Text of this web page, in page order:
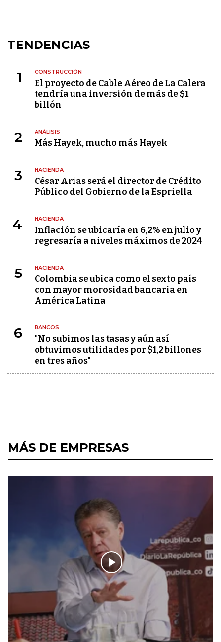
TENDENCIAS
1 CONSTRUCCIÓN
El proyecto de Cable Aéreo de La Calera
tendría una inversión de más de $1
billón
2 ANÁLISIS
Más Hayek, mucho más Hayek
3 HACIENDA
César Arias será el director de Crédito
Público del Gobierno de la Espriella
4 HACIENDA
Inflación se ubicaría en 6,2% en julio y
regresaría a niveles máximos de 2024
5 HACIENDA
Colombia se ubica como el sexto país
con mayor morosidad bancaria en
América Latina
6 BANCOS
"No subimos las tasas y aún así
obtuvimos utilidades por $1,2 billones
en tres años"
MÁS DE EMPRESAS